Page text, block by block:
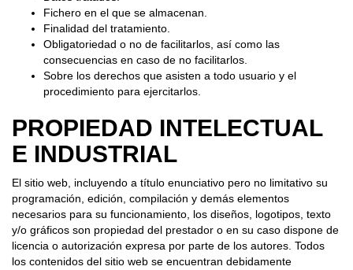
Fichero en el que se almacenan.
Finalidad del tratamiento.
Obligatoriedad o no de facilitarlos, así como las
consecuencias en caso de no facilitarlos.
Sobre los derechos que asisten a todo usuario y el
procedimiento para ejercitarlos.
PROPIEDAD INTELECTUAL
E INDUSTRIAL
El sitio web, incluyendo a título enunciativo pero no limitativo su
programación, edición, compilación y demás elementos
necesarios para su funcionamiento, los diseños, logotipos, texto
y/o gráficos son propiedad del prestador o en su caso dispone de
licencia o autorización expresa por parte de los autores. Todos
los contenidos del sitio web se encuentran debidamente